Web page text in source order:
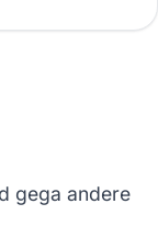
gega andere